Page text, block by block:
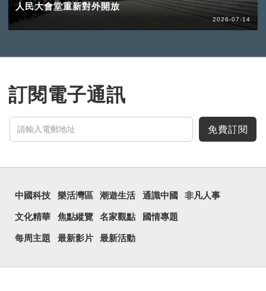
人民大會堂重新對外開放
2026-07-14
訂閱電子通訊
免費訂閱
中國科技 樂活灣區 潮遊生活 通識中國 非凡人事
文化精華 焦點縱覽 名家觀點 國情專題
每周主題 最新影片 最新活動